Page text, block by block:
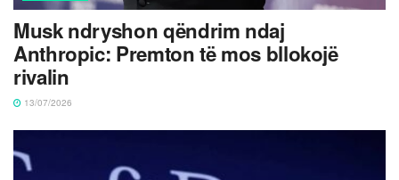
Musk ndryshon qëndrim ndaj
Anthropic: Premton të mos bllokojë
rivalin
13/07/2026